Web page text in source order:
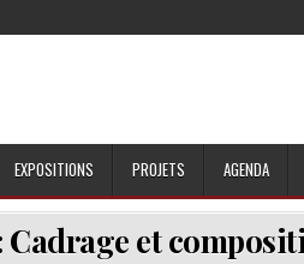
EXPOSITIONS PROJETS AGENDA
Cadrage et